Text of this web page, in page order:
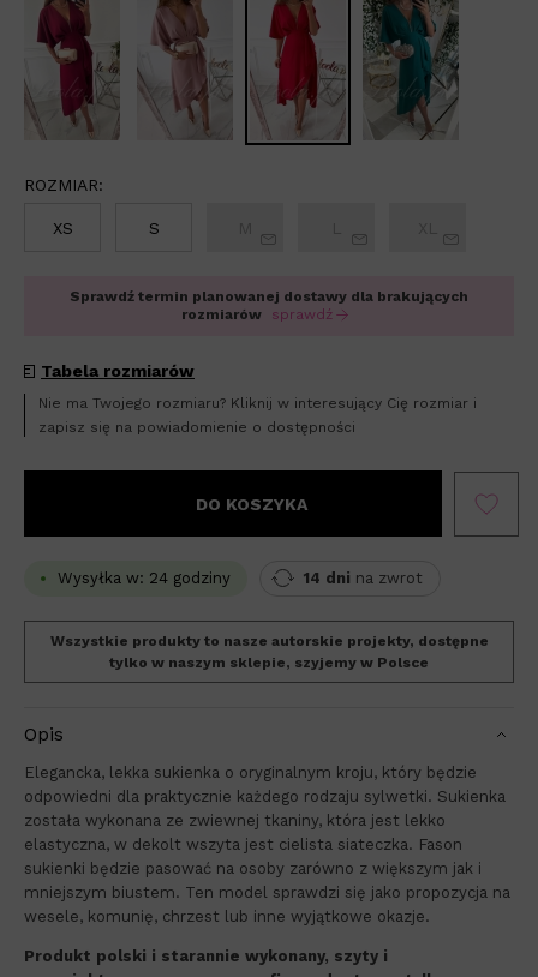
niż 30 dni,
od momentu,
sprzedaży.
ROZMIAR:
XS S
Sprawdź termin planowanej dostawy dla brakujących
rozmiarów
sprawdź
Tabela rozmiarów
Nie ma Twojego rozmiaru? Kliknij w interesujący Cię rozmiar i
zapisz się na powiadomienie o dostępności
DO KOSZYKA
Wysyłka w: 24 godziny 14 dni na zwrot
Wszystkie produkty to nasze autorskie projekty, dostępne
tylko w naszym sklepie, szyjemy w Polsce
Opis
Elegancka, lekka sukienka o oryginalnym kroju, który będzie
odpowiedni dla praktycznie każdego rodzaju sylwetki. Sukienka
została wykonana ze zwiewnej tkaniny, która jest lekko
elastyczna, w dekolt wszyta jest cielista siateczka. Fason
sukienki będzie pasować na osoby zarówno z większym jak i
mniejszym biustem. Ten model sprawdzi się jako propozycja na
wesele, komunię, chrzest lub inne wyjątkowe okazje.
Produkt polski i starannie wykonany, szyty i